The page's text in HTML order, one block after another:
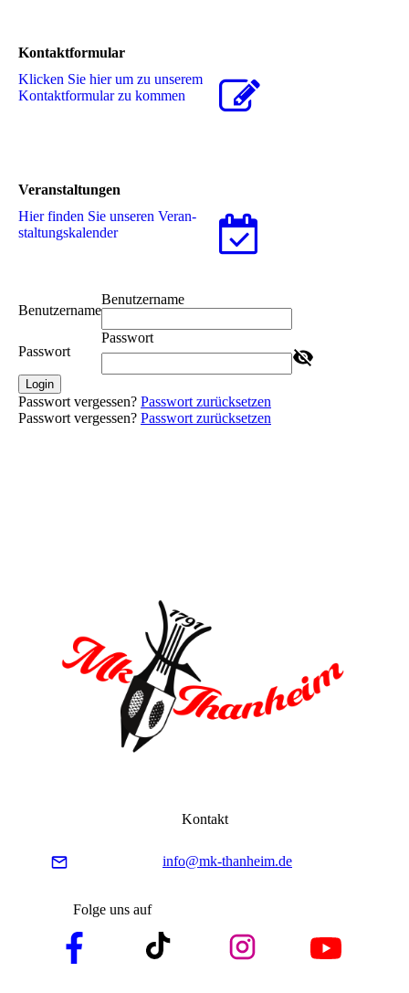
Kontaktformular
Klicken Sie hier um zu unserem
Kon­takt­for­mu­lar zu kommen
Veranstaltungen
Hier finden Sie unseren Ver­an­
stal­tungs­ka­len­der
Benutzername
Benutzername
Passwort
Passwort
Login
Passwort vergessen? Passwort zurücksetzen
Passwort vergessen? Passwort zurücksetzen
Kontakt
info@mk-thanheim.de
Folge uns auf